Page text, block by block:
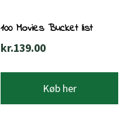
100 Movies Bucket list
kr.139.00
Køb her